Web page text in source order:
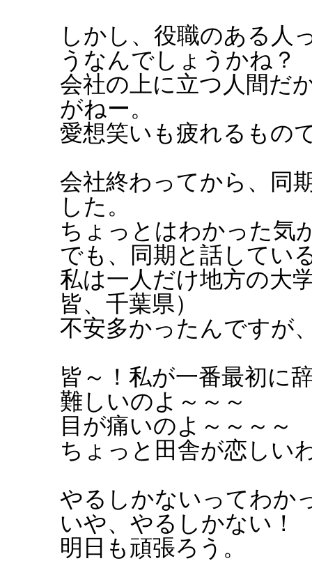
しかし、役職のある人
うなんでしょうかね？
会社の上に立つ人間だ
がねー。
愛想笑いも疲れるもの
会社終わってから、同
した。
ちょっとはわかった気
でも、同期と話してい
私は一人だけ地方の大
皆、千葉県）
不安多かったんですが
皆～！私が一番最初に
難しいのよ～～～
目が痛いのよ～～～～
ちょっと田舎が恋しい
やるしかないってわか
いや、やるしかない！
明日も頑張ろう。